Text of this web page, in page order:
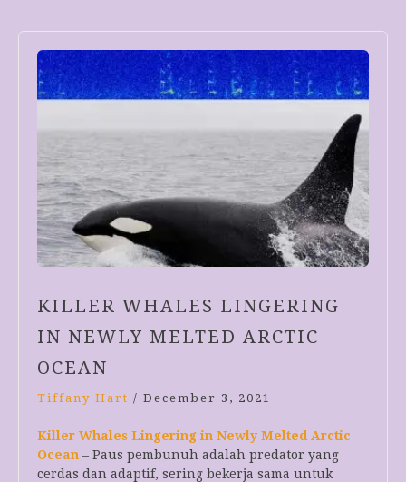
KILLER WHALES LINGERING
IN NEWLY MELTED ARCTIC
OCEAN
Tiffany Hart / December 3, 2021
Killer Whales Lingering in Newly Melted Arctic
Ocean – Paus pembunuh adalah predator yang
cerdas dan adaptif, sering bekerja sama untuk